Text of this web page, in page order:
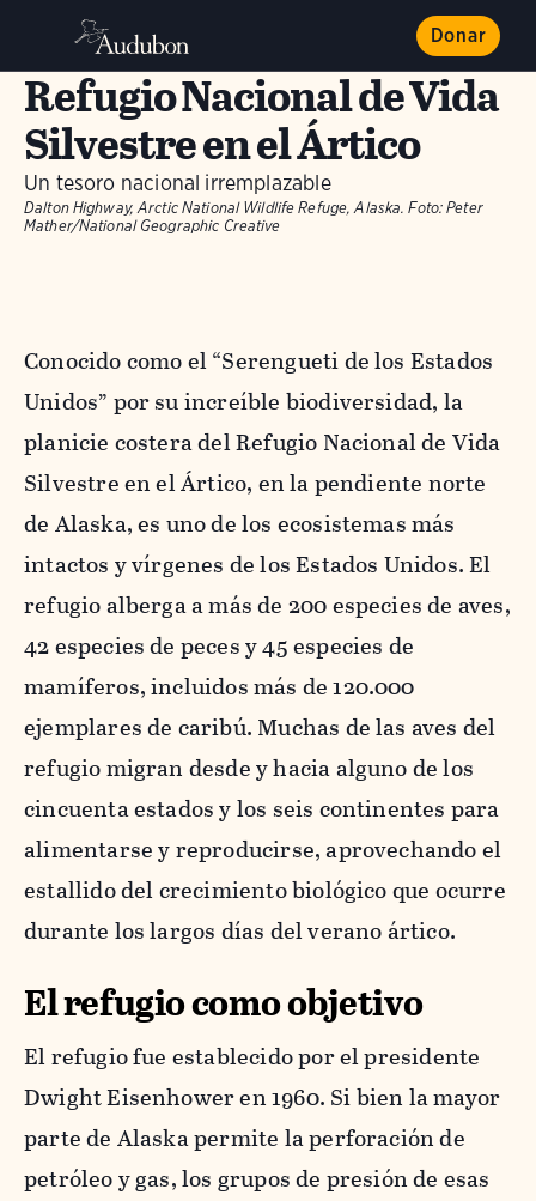
Donar
Refugio Nacional de Vida
Silvestre en el Ártico
Un tesoro nacional irremplazable
Dalton Highway, Arctic National Wildlife Refuge, Alaska. Foto: Peter
Mather/National Geographic Creative
Conocido como el “Serengueti de los Estados
Unidos” por su increíble biodiversidad, la
planicie costera del Refugio Nacional de Vida
Silvestre en el Ártico, en la pendiente norte
de Alaska, es uno de los ecosistemas más
intactos y vírgenes de los Estados Unidos. El
refugio alberga a más de 200 especies de aves,
42 especies de peces y 45 especies de
mamíferos, incluidos más de 120.000
ejemplares de caribú. Muchas de las aves del
refugio migran desde y hacia alguno de los
cincuenta estados y los seis continentes para
alimentarse y reproducirse, aprovechando el
estallido del crecimiento biológico que ocurre
durante los largos días del verano ártico.
El refugio como objetivo
El refugio fue establecido por el presidente
Dwight Eisenhower en 1960. Si bien la mayor
parte de Alaska permite la perforación de
petróleo y gas, los grupos de presión de esas